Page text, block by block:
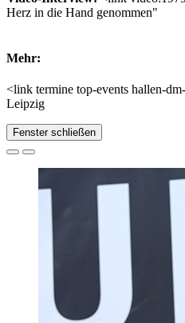
Herz in die Hand genommen"
Mehr:
<link termine top-events hallen-
Leipzig
Fenster schließen